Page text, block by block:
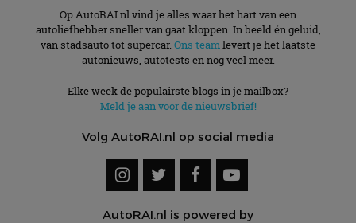
Op AutoRAI.nl vind je alles waar het hart van een
autoliefhebber sneller van gaat kloppen. In beeld én geluid,
van stadsauto tot supercar. Ons teamlevert je het laatste
autonieuws, autotests en nog veel meer.
Elke week de populairste blogs in je mailbox?
Meld je aan voor de nieuwsbrief!
Volg AutoRAI.nl op social media
AutoRAI.nl is powered by